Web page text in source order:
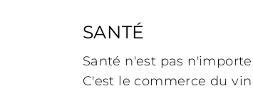
SANTÉ
Santé n'est pas
C'est le commerce du